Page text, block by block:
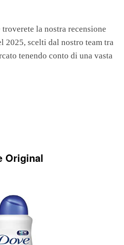
la nostra recensione
2025, scelti dal nostro team tra
tenendo conto di una vasta
Original